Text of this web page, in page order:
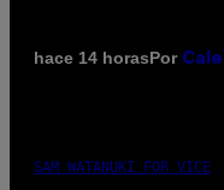
hace 14 horasPor
SAM WATANUKI FOR VICE